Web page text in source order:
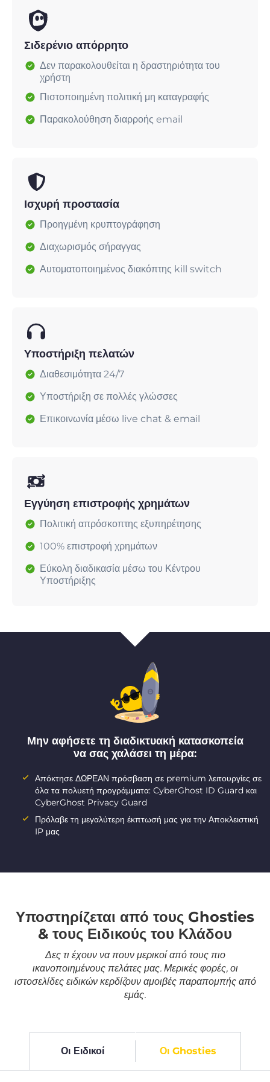
Σιδερένιο απόρρητο
Δεν παρακολουθείται η δραστηριότητα του
χρήστη
Πιστοποιημένη πολιτική μη καταγραφής
Παρακολούθηση διαρροής email
Ισχυρή προστασία
Προηγμένη κρυπτογράφηση
Διαχωρισμός σήραγγας
Αυτοματοποιημένος διακόπτης kill switch
Υποστήριξη πελατών
Διαθεσιμότητα 24/7
Υποστήριξη σε πολλές γλώσσες
Επικοινωνία μέσω live chat & email
Εγγύηση επιστροφής χρημάτων
Πολιτική απρόσκοπτης εξυπηρέτησης
100% επιστροφή χρημάτων
Εύκολη διαδικασία μέσω του Κέντρου
Υποστήριξης
Μην αφήσετε τη διαδικτυακή κατασκοπεία
να σας χαλάσει τη μέρα:
Απόκτησε ΔΩΡΕΑΝ πρόσβαση σε premium λειτουργίες σε
όλα τα πολυετή προγράμματα: CyberGhost ID Guard και
CyberGhost Privacy Guard
Πρόλαβε τη μεγαλύτερη έκπτωσή μας για την Αποκλειστική
IP μας
Υποστηρίζεται από τους Ghosties
& τους Ειδικούς του Κλάδου
Δες τι έχουν να πουν μερικοί από τους πιο
ικανοποιημένους πελάτες μας. Μερικές φορές, οι
ιστοσελίδες ειδικών κερδίζουν αμοιβές παραπομπής από
εμάς.
Οι Ειδικοί Οι Ghosties